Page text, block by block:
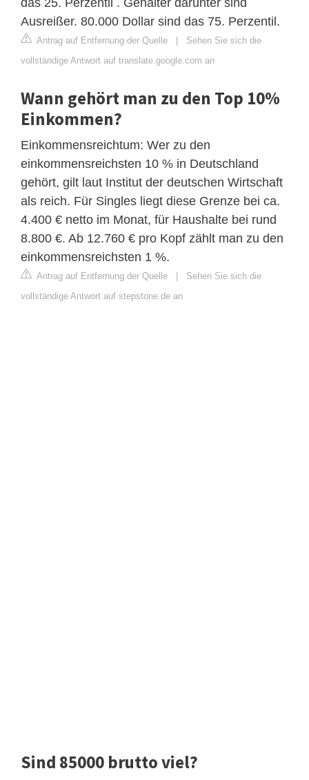
Ausreißer. 80.000 Dollar sind das 75. Perzentil.
Antrag auf Entfernung der Quelle | Sehen Sie sich die
vollständige Antwort auf translate.google.com an
Wann gehört man zu den Top 10%
Einkommen?
Einkommensreichtum: Wer zu den
einkommensreichsten 10 % in Deutschland
gehört, gilt laut Institut der deutschen Wirtschaft
als reich. Für Singles liegt diese Grenze bei ca.
4.400 € netto im Monat, für Haushalte bei rund
8.800 €. Ab 12.760 € pro Kopf zählt man zu den
einkommensreichsten 1 %.
Antrag auf Entfernung der Quelle | Sehen Sie sich die
vollständige Antwort auf stepstone.de an
Sind 85000 brutto viel?